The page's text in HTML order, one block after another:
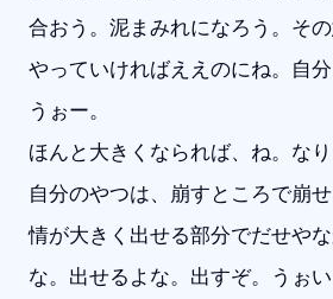
合おう。泥まみれになろう。そ
やっていければええのにね。自分
うぉー。
ほんと大きくなられば、ね。なり
自分のやつは、崩すところで崩
情が大きく出せる部分でだせや
な。出せるよな。出すぞ。うぉ